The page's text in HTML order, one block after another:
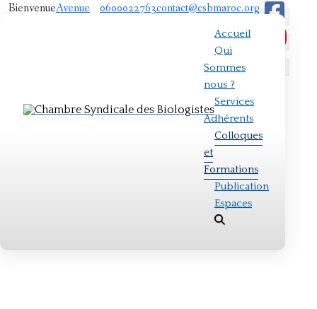
BienvenueAvenue
4 ème
0600022763contact@csbmaroc.org
Accueil
Qui
Sommes
nous ?
Services
Adhérents
Colloques
et
Formations
Publication
Espaces